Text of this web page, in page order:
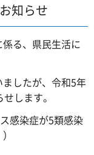
知らせ
る、県民生活に
ましたが、令和5年
します。
感染症が5類感染
）